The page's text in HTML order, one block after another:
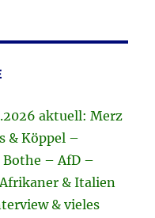
aktuell: Merz
& Köppel –
– AfD –
& Italien
& vieles